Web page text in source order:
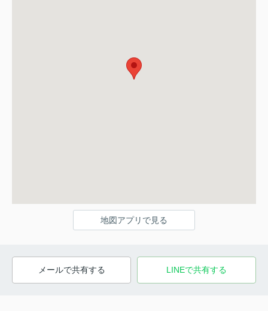
地図アプリで見る
メールで共有する LINEで共有する